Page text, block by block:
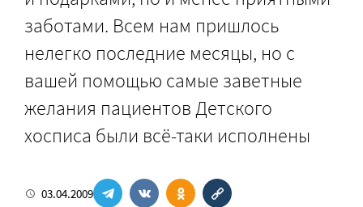
заботами. Всем нам пришлось
нелегко последние месяцы, но с
вашей помощью самые заветные
желания пациентов Детского
хосписа были всё-таки исполнены
03.04.2009